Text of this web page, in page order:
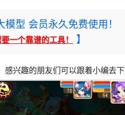
型 会员永久免费使用！
一个靠谱的工具！ 】
兴趣的朋友们可以跟着小编去下